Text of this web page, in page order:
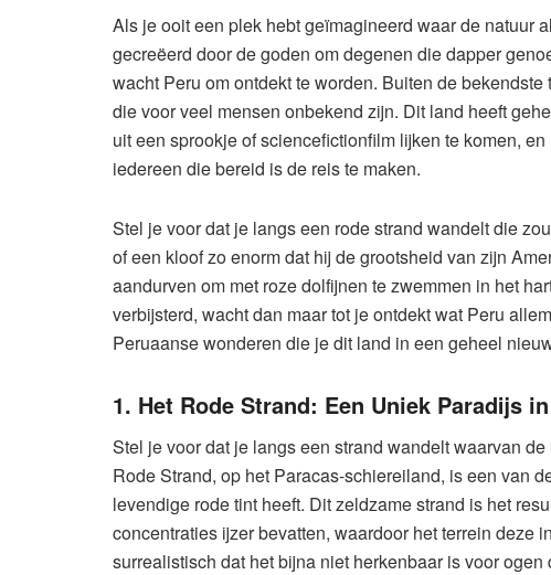
Als je ooit een plek hebt geïmagineerd waar de natuur
gecreëerd door de goden om degenen die dapper
wacht Peru om ontdekt te worden. Buiten de
die voor veel mensen onbekend zijn. Dit land heeft
uit een sprookje of sciencefictionfilm lijken te komen,
iedereen die bereid is de reis te maken.
Stel je voor dat je langs een rode strand wandelt die
of een kloof zo enorm dat hij de grootsheid van zijn
aandurven om met roze dolfijnen te zwemmen in het
verbijsterd, wacht dan maar tot je ontdekt wat Peru
Peruaanse wonderen die je dit land in een geheel
1. Het Rode Strand: Een Uniek Paradijs
Stel je voor dat je langs een strand wandelt waarvan
Rode Strand, op het Paracas-schiereiland, is een van
levendige rode tint heeft. Dit zeldzame strand is het
concentraties ijzer bevatten, waardoor het terrein deze
surrealistisch dat het bijna niet herkenbaar is voor